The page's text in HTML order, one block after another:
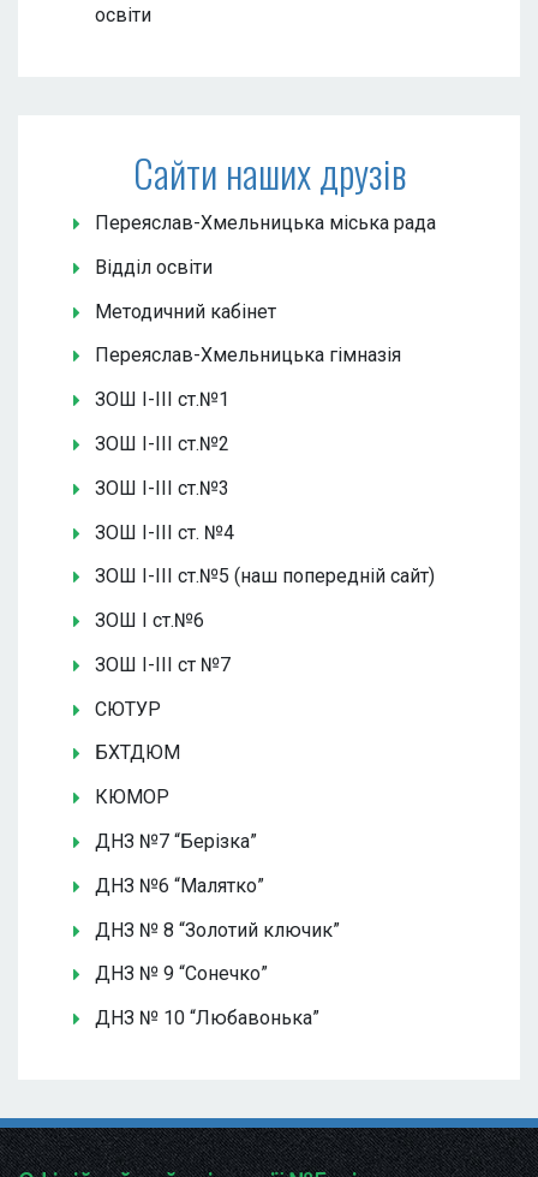
освіти
Сайти наших друзів
Переяслав-Хмельницька міська рада
Відділ освіти
Методичний кабінет
Переяслав-Хмельницька гімназія
ЗОШ І-ІІІ ст.№1
ЗОШ І-ІІІ ст.№2
ЗОШ І-ІІІ ст.№3
ЗОШ І-ІІІ ст. №4
ЗОШ І-ІІІ ст.№5 (наш попередній сайт)
ЗОШ І ст.№6
ЗОШ І-ІІІ ст №7
СЮТУР
БХТДЮМ
КЮМОР
ДНЗ №7 “Берізка”
ДНЗ №6 “Малятко”
ДНЗ № 8 “Золотий ключик”
ДНЗ № 9 “Сонечко”
ДНЗ № 10 “Любавонька”